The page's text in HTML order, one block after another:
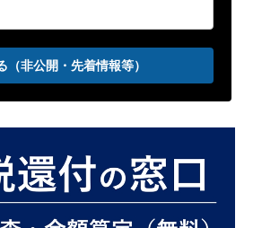
（非公開・先着情報等）